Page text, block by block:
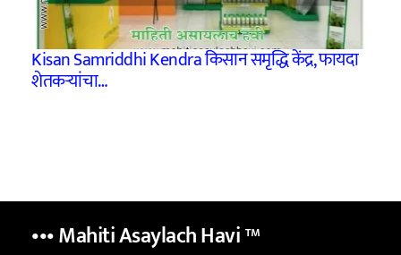
Kisan Samriddhi Kendra किसान समृद्धि केंद्र, फायदा
शेतकऱ्यांचा…
••• Mahiti Asaylach Havi™